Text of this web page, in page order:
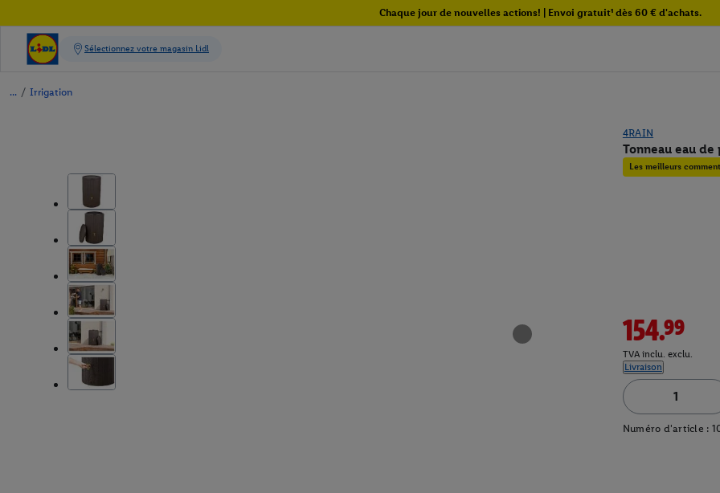
Chaque jour de nouvelles actions! | Envoi gratuit¹ dès 60 € d'achats.
/ Irrigation
4RAIN
Tonneau eau de
Les meilleurs
154.99
TVA inclu. exclu.
Livraison
Numéro d'article :